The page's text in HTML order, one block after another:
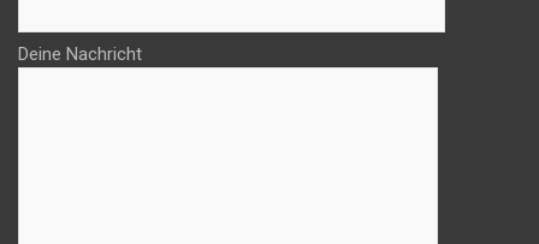
Deine Nachricht